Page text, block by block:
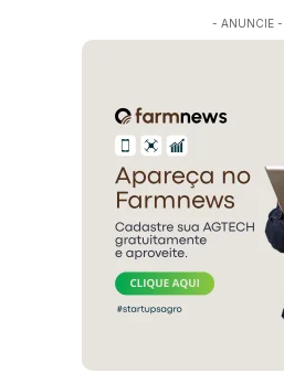
- ANUNCIE -